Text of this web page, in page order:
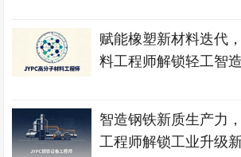
赋能橡塑新材料迭代
料工程师解锁轻工智
智造钢铁新质生产力
工程师解锁工业升级